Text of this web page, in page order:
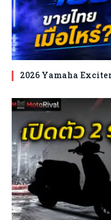
2026 Yamaha Exciter